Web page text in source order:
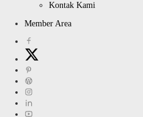
Kontak Kami
Member Area